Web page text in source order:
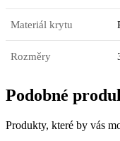
Materiál krytu
Rozměry
Podobné
Produkty, které by vás